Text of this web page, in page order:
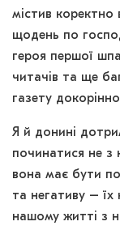
містив коректно
щодень по
героя першої
читачів та ще
газету
Я й донині
починатися не з
вона має бути
та негативу – їх
нашому житті з